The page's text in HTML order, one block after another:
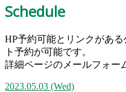
Schedule
HP予約可能とリンクがあ
ト予約が可能です。
詳細ページのメールフォー
2023.05.03 (Wed)